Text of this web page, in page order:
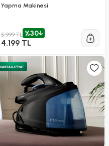
Yapma Makinesi
5.999 TL %30
4.199 TL